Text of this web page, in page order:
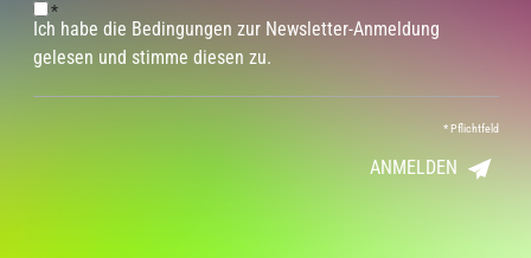
*
Ich habe die Bedingungen zur Newsletter-Anmeldung
gelesen und stimme diesen zu.
*Pflichtfeld
ANMELDEN